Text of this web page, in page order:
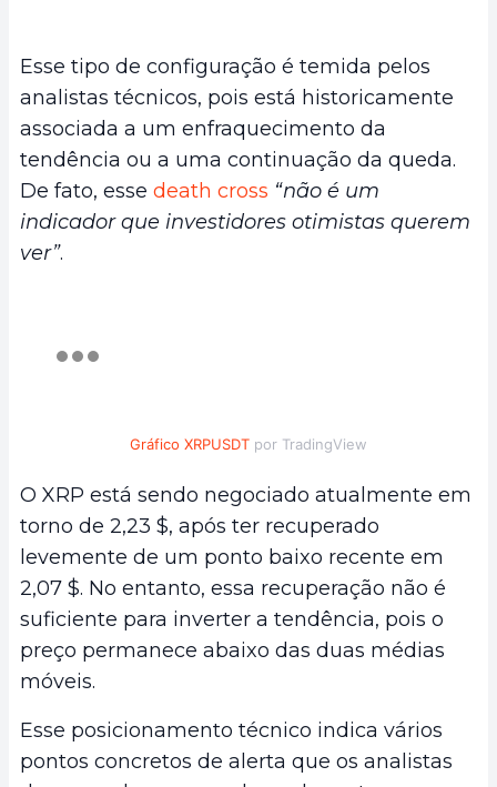
Esse tipo de configuração é temida pelos
analistas técnicos, pois está historicamente
associada a um enfraquecimento da
tendência ou a uma continuação da queda.
De fato, esse death cross “não é um
indicador que investidores otimistas querem
ver”.
Gráfico XRPUSDT por TradingView
O XRP está sendo negociado atualmente em
torno de 2,23 $, após ter recuperado
levemente de um ponto baixo recente em
2,07 $. No entanto, essa recuperação não é
suficiente para inverter a tendência, pois o
preço permanece abaixo das duas médias
móveis.
Esse posicionamento técnico indica vários
pontos concretos de alerta que os analistas